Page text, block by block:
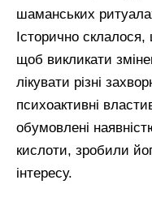
шаманських
Історично
щоб викликати
лікувати різні
психоактивні
обумовлені
кислоти, зробили
інтересу.